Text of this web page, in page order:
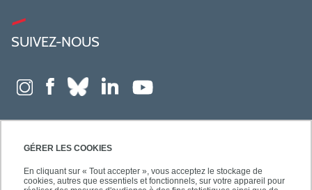
GÉRER LES COOKIES
En cliquant sur « Tout accepter », vous acceptez le stockage de
cookies, autres que essentiels et fonctionnels, sur votre appareil pour
SUIVEZ-NOUS